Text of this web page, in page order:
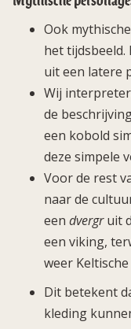
Ook
het
uit een latere
Wij
de
een kobold
deze simpele
Voor de rest
naar de
een dvergruit
een viking,
weer
Dit betekent
kleding